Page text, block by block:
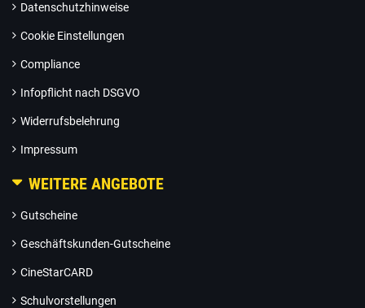
Datenschutzhinweise
Cookie Einstellungen
Compliance
Infopflicht nach DSGVO
Widerrufsbelehrung
Impressum
WEITERE ANGEBOTE
Gutscheine
Geschäftskunden-Gutscheine
CineStarCARD
Schulvorstellungen